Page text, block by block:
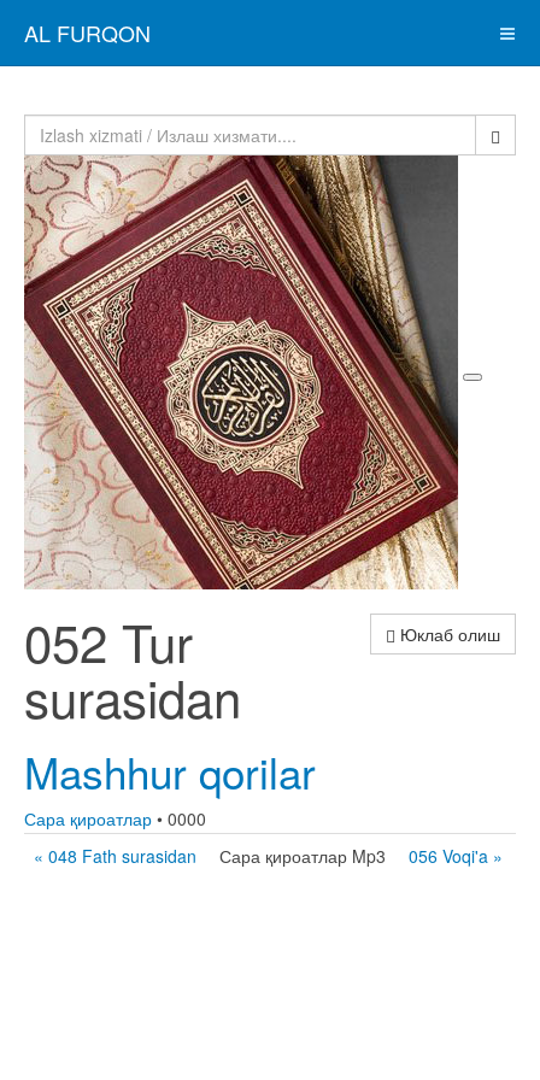
AL FURQON
Юклаб олиш
052 Tur
surasidan
Mashhur qorilar
Сара қироатлар • 0000
« 048 Fath surasidan
Сара қироатлар Mp3 056 Voqi'a »